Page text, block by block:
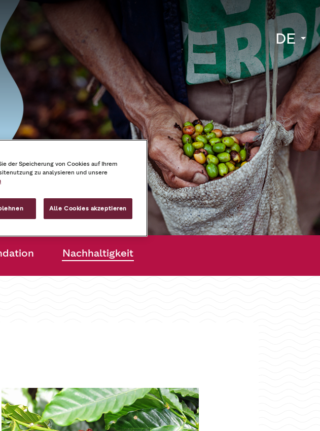
DE
Nachhaltigkeit
der Speicherung von Cookies auf Ihrem
zu analysieren und unsere
Alle Cookies akzeptieren